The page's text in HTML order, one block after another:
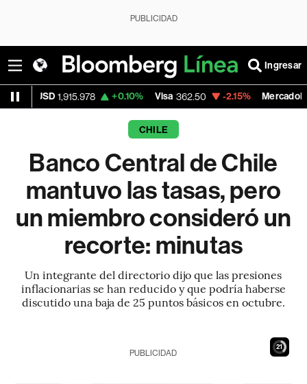
PUBLICIDAD
Ingresar
1,915.978 +0.10% Visa 362.50 -2.15% MercadoLibre
CHILE
Banco Central de Chile
mantuvo las tasas, pero
un miembro consideró un
recorte: minutas
Un integrante del directorio dijo que las presiones
inflacionarias se han reducido y que podría haberse
discutido una baja de 25 puntos básicos en octubre.
20
PUBLICIDAD